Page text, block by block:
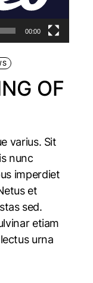
00:00
OF
varius. Sit
nunc
imperdiet
et
sed.
etiam
urna